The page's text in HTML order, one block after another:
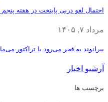
احتمال لغو دربی پایتخت در هفته پنجم
مرداد ۷, ۱۴۰۵
بیرانوند به فجر می‌رود یا تراکتور
آرشیو اخبار
برچسب ها